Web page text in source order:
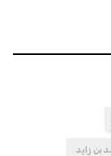
بن زايد